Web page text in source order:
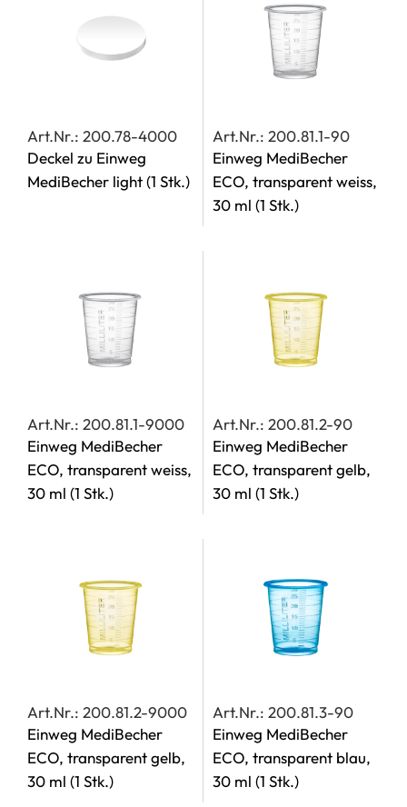
Art.Nr.: 200.78-4000
Deckel zu Einweg
MediBecher light(1 Stk.)
Art.Nr.: 200.81.1-90
Einweg MediBecher
ECO, transparent weiss,
30 ml (1 Stk.)
Art.Nr.: 200.81.1-9000
Einweg MediBecher
ECO, transparent weiss,
30 ml (1 Stk.)
Art.Nr.: 200.81.2-90
Einweg MediBecher
ECO, transparent gelb,
30 ml (1 Stk.)
Art.Nr.: 200.81.2-9000
Einweg MediBecher
ECO, transparent gelb,
30 ml (1 Stk.)
Art.Nr.: 200.81.3-90
Einweg MediBecher
ECO, transparent blau,
30 ml (1 Stk.)